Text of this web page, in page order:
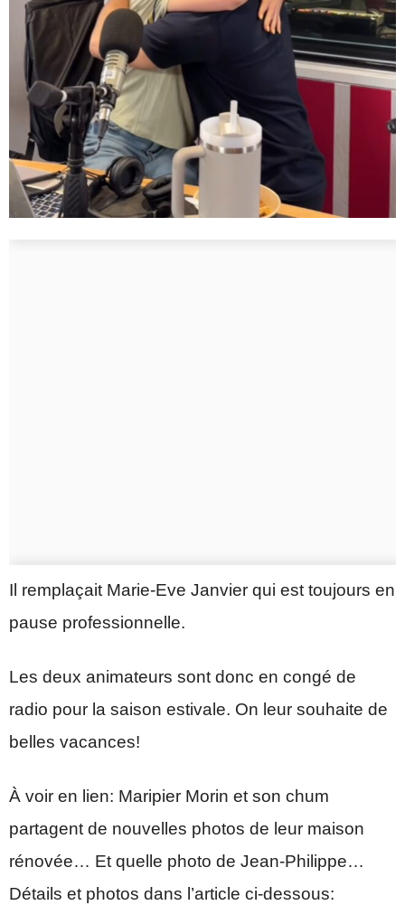
Il remplaçait Marie-Eve Janvier qui est toujours en
pause professionnelle.
Les deux animateurs sont donc en congé de
radio pour la saison estivale. On leur souhaite de
belles vacances!
À voir en lien: Maripier Morin et son chum
partagent de nouvelles photos de leur maison
rénovée… Et quelle photo de Jean-Philippe…
Détails et photos dans l’article ci-dessous: